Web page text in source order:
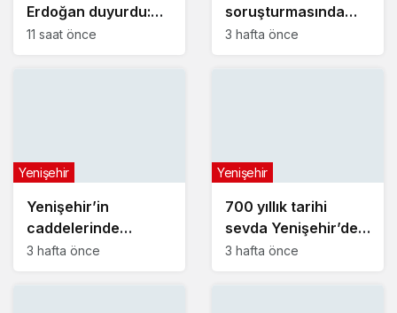
Erdoğan duyurdu:
Kiralık sosyal konut
11 saat önce
soruşturmasında
yeni gelişme!
3 hafta önce
Yenişehir’in
caddelerinde
konforlu yolculuk
Yenişehir
3 hafta önce
700 yıllık tarihi
sevda Yenişehir’de
yeniden hayat buldu
Yenişehir
3 hafta önce